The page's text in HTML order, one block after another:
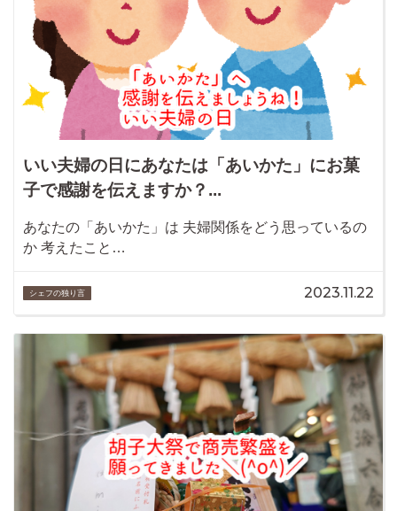
いい夫婦の日にあなたは「あいかた」にお菓
子で感謝を伝えますか？...
あなたの「あいかた」は 夫婦関係をどう思っているの
か 考えたこと…
シェフの独り言 2023.11.22